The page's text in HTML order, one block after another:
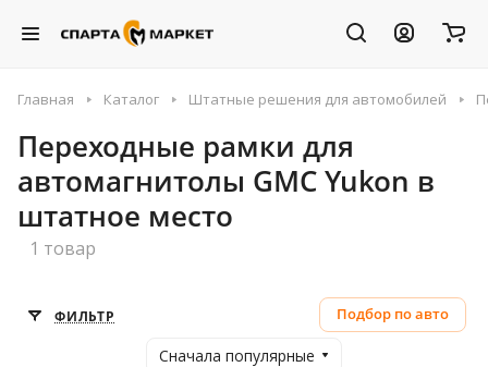
Главная Каталог Штатные решения для автомобилей
Переходные рамки для
автомагнитолы GMC Yukon в
штатное место
1 товар
ФИЛЬТР Подбор по авто
Сначала популярные